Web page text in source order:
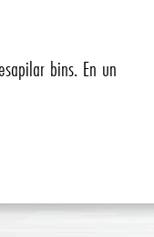
bins. En un